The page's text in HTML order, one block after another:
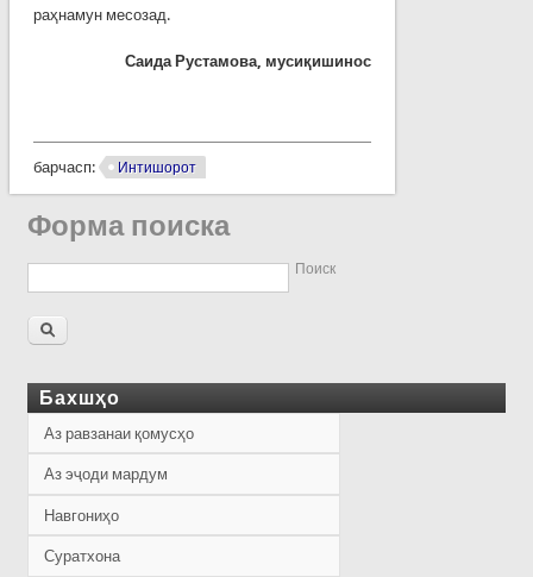
раҳнамун месозад.
Саида Рустамова, мусиқишинос
барчасп: Интишорот
Форма поиска
Поиск
Бахшҳо
Аз равзанаи қомусҳо
Аз эҷоди мардум
Навгониҳо
Суратхона